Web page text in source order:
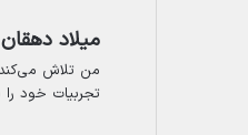
میلاد دهقان
من تلاش می‌کند
تجربیات خود